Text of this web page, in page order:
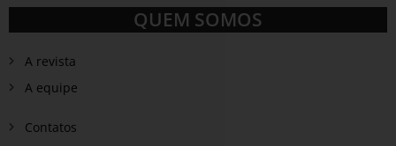
QUEM SOMOS
A revista
A equipe
Contatos